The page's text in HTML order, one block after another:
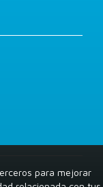
para mejorar